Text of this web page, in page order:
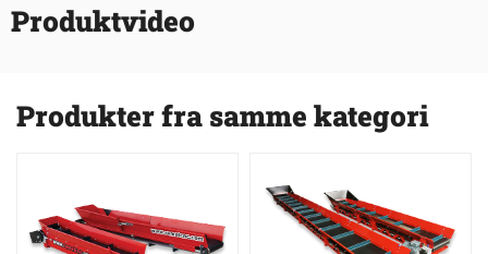
Produktvideo
Produkter fra samme kategori